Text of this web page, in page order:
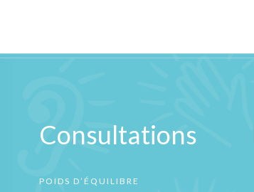
Consultations
POIDS D’ÉQUILIBRE